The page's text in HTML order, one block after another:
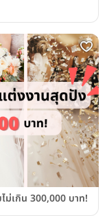
ม่เกิน 300,000 บาท!